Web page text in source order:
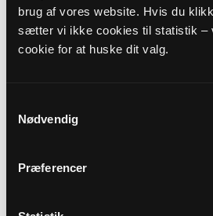
brug af vores website. Hvis du
sætter vi ikke cookies til statistik –
cookie for at huske dit valg.
Nødvendig
Præferencer
Revisor erklæring 2023
Myndighedskode: 7054
(CVR-nr. 66083810)
Budget 2022